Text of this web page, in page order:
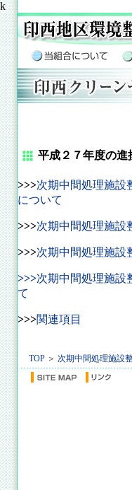
k
平成２７年度の進
>>>次期中間処理施設
について
>>>次期中間処理施設
>>>次期中間処理施設
>>>次期中間処理施設
て
>>>関連項目
TOP ＞ 次期中間処理施設